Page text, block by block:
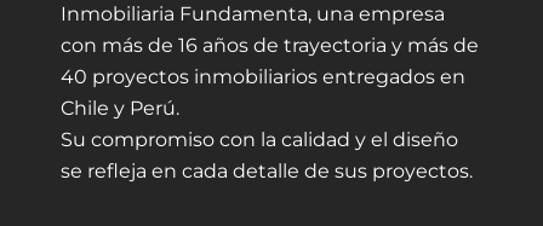
Inmobiliaria Fundamenta, una empresa
con más de 16 años de trayectoria y más de
40 proyectos inmobiliarios entregados en
Chile y Perú.
Su compromiso con la calidad y el diseño
se refleja en cada detalle de sus proyectos.